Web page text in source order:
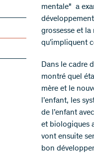
mentale" a
grossesse et la
qu’impliquent
Dans le cadre
montré quel
mère et le
l’enfant, les
de l’enfant
et biologiques
vont ensuite
bon